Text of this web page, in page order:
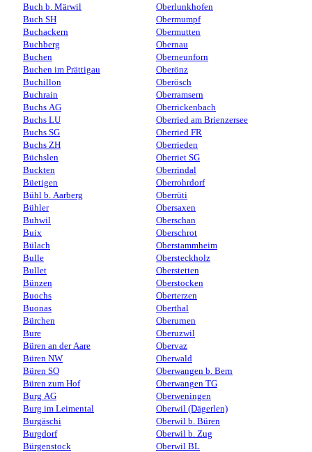
Buch b. Märwil
Buch SH
Buchackern
Buchberg
Buchen
Buchen im Prättigau
Buchillon
Buchrain
Buchs AG
Buchs LU
Buchs SG
Buchs ZH
Büchslen
Buckten
Büetigen
Bühl b. Aarberg
Bühler
Buhwil
Buix
Bülach
Bulle
Bullet
Bünzen
Buochs
Buonas
Bürchen
Bure
Büren an der Aare
Büren NW
Büren SO
Büren zum Hof
Burg AG
Burg im Leimental
Burgäschi
Burgdorf
Bürgenstock
Oberlunkhofen
Obermumpf
Obermutten
Obernau
Oberneunforn
Oberönz
Oberösch
Oberramsern
Oberrickenbach
Oberried am Brienzersee
Oberried FR
Oberrieden
Oberriet SG
Oberrindal
Oberrohrdorf
Oberrüti
Obersaxen
Oberschan
Oberschrot
Oberstammheim
Obersteckholz
Oberstetten
Oberstocken
Oberterzen
Oberthal
Oberurnen
Oberuzwil
Obervaz
Oberwald
Oberwangen b. Bern
Oberwangen TG
Oberweningen
Oberwil (Dägerlen)
Oberwil b. Büren
Oberwil b. Zug
Oberwil BL